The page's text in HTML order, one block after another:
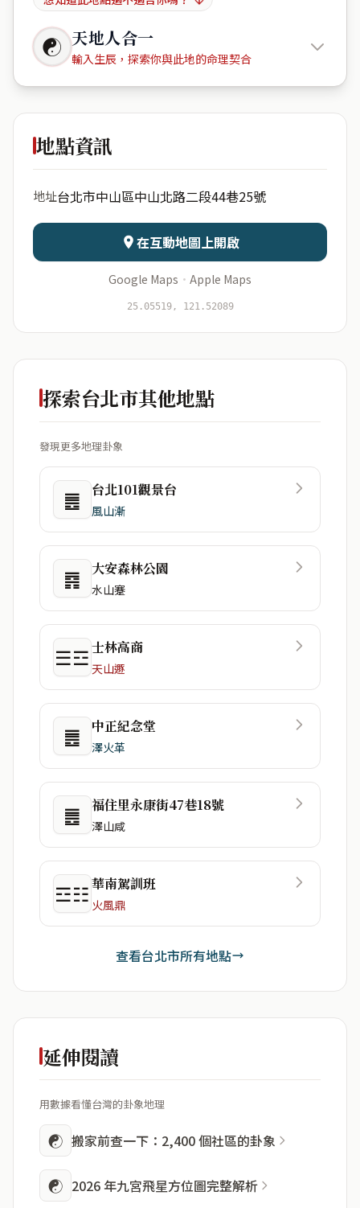
☯ 天地人合一
輸入生辰，探索你與此地的命理契合
御成町
日期 出生時辰
資料僅用於即時分析，不會儲存於伺服器
地點資訊
地址台北市中山區中山北路二段44巷25號
在互動地圖上開啟
Google Maps · Apple Maps
25.05519, 121.52089
探索台北市其他地點
發現更多地理卦象
䷌ 台北101觀景台
風山漸
䷴ 大安森林公園
水山蹇
☰☲士林高商
天山遯
䷌ 中正紀念堂
澤火革
䷌ 福住里永康街47巷18號
澤山咸
☲☷華南駕訓班
火風鼎
查看台北市所有地點
延伸閱讀
用數據看懂台灣的卦象地理
☯ 搬家前查一下：2,400 個社區的卦象
☯ 2026 年九宮飛星方位圖完整解析